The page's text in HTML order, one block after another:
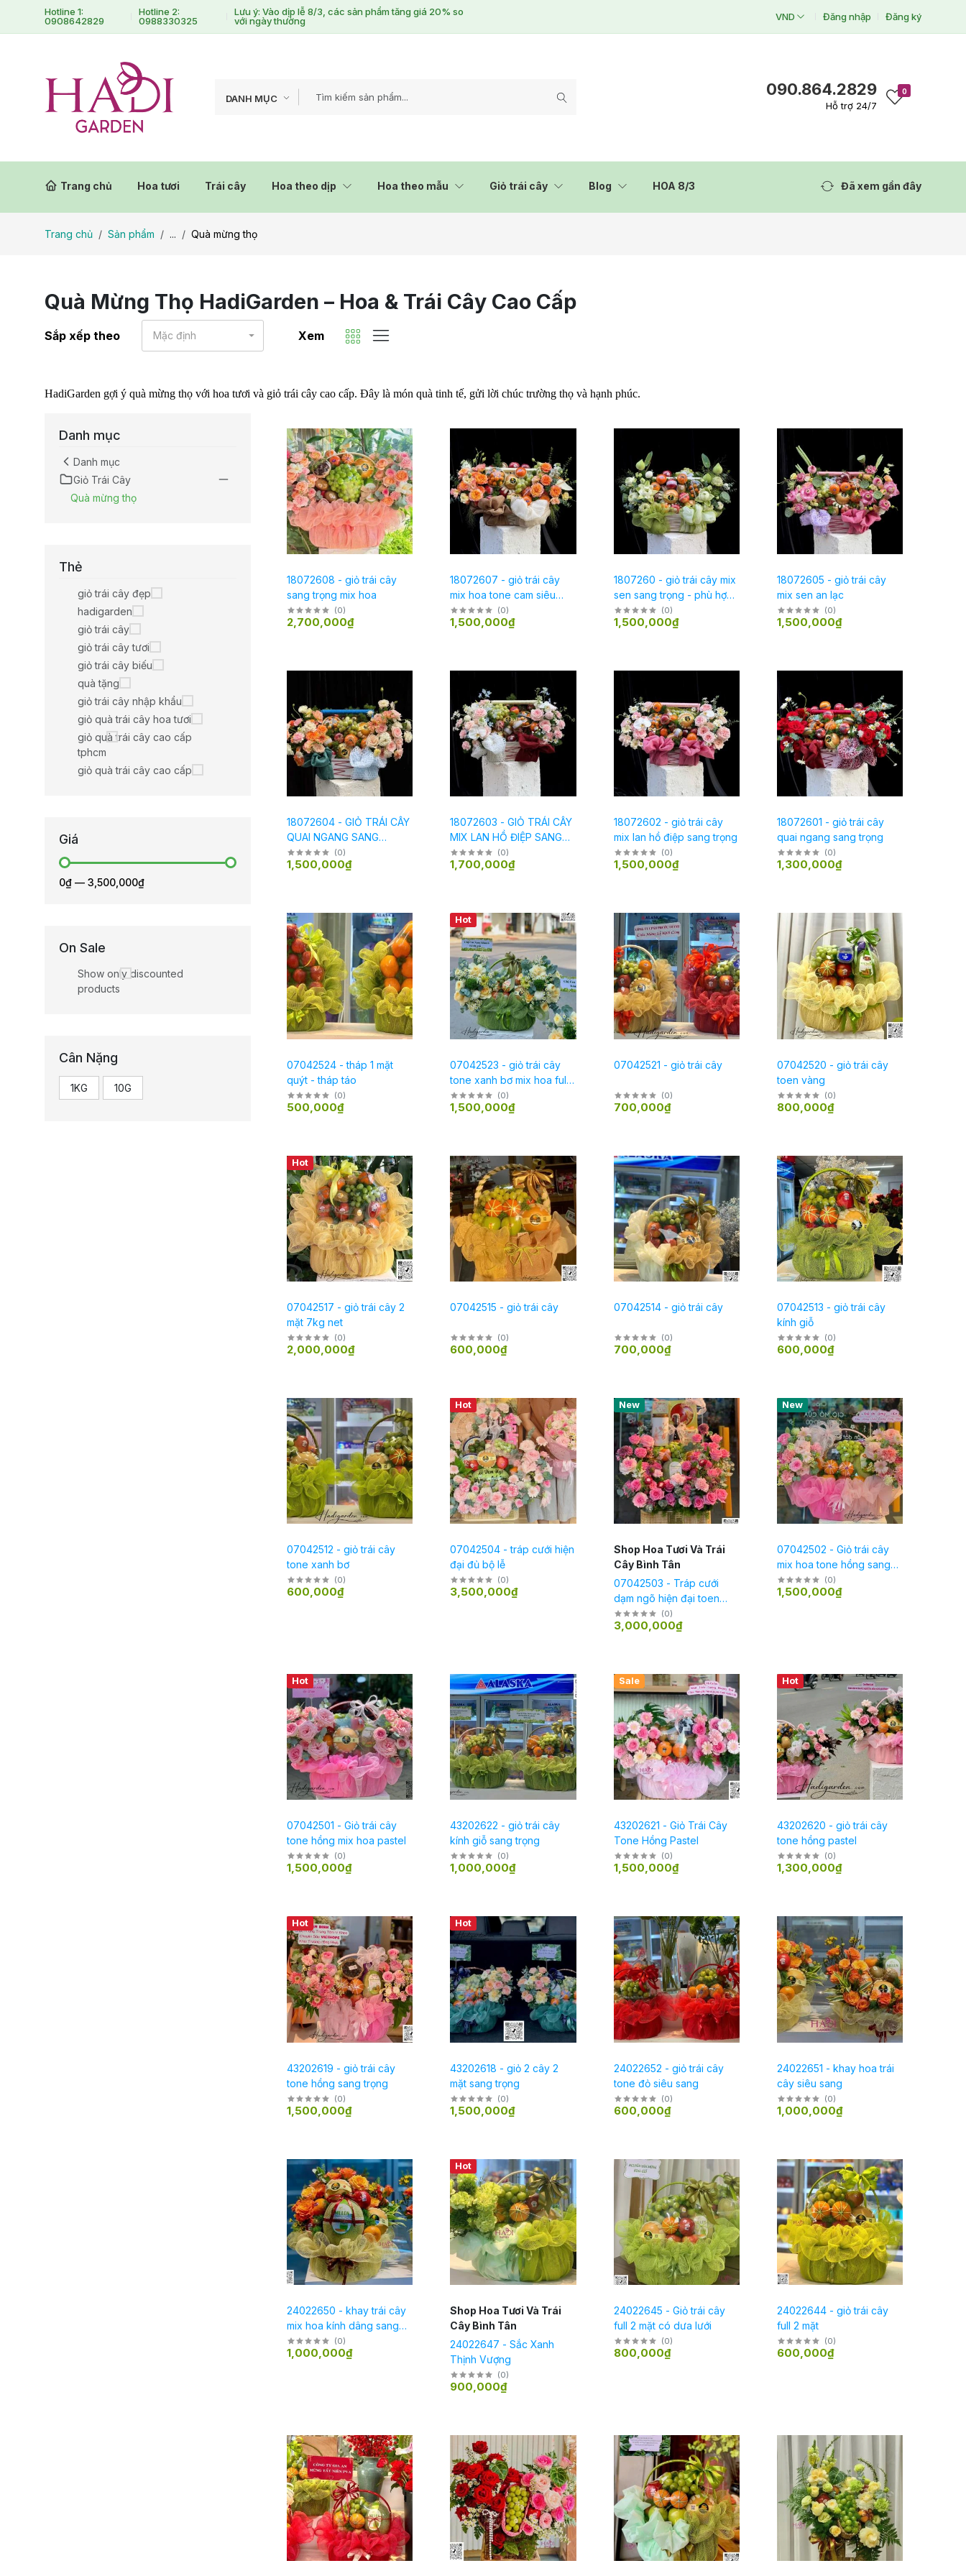
Hotline 1:
0908642829
Hotline 2:
0988330325
Lưu ý: Vào dịp lễ 8/3, các sản phẩm tăng giá 20% so
với ngày thường
VND Đăng nhập Đăng ký
DANH MỤC 090.864.2829
Hỗ trợ 24/7
0
Trang chủ Hoa tươi Trái cây Hoa theo dịp Hoa theo mẫu Giỏ trái cây Blog HOA 8/3 Đã xem gần đây
Trang chủ Sản phẩm ... Quà mừng thọ
Quà Mừng Thọ HadiGarden – Hoa & Trái Cây Cao Cấp
Sắp xếp theo Mặc định Xem
HadiGarden gợi ý quà mừng thọ với hoa tươi và giỏ trái cây cao cấp. Đây là món quà tinh tế, gửi lời chúc trường thọ và hạnh phúc.
Danh mục
Danh mục
Giỏ Trái Cây
Quà mừng thọ
Thẻ
giỏ trái cây đẹp
hadigarden
giỏ trái cây
giỏ trái cây tươi
giỏ trái cây biếu
quà tặng
giỏ trái cây nhập khẩu
giỏ quà trái cây hoa tươi
giỏ quà trái cây cao cấp
tphcm
giỏ quà trái cây cao cấp
Giá
0₫ — 3,500,000₫
On Sale
Show only discounted
products
Cân Nặng
1KG 10G
18072608 - giỏ trái cây
sang trọng mix hoa
(0)
2,700,000₫
18072607 - giỏ trái cây
mix hoa tone cam siêu
sang trọng phù hợp mọi
dịp lễ
(0)
1,500,000₫
1807260 - giỏ trái cây mix
sen sang trọng - phù hợp
mọi dịp lễ (0)
1,500,000₫
18072605 - giỏ trái cây
mix sen an lạc
(0)
1,500,000₫
18072604 - GIỎ TRÁI CÂY
QUAI NGANG SANG
TRỌNG
(0)
1,500,000₫
18072603 - GIỎ TRÁI CÂY
MIX LAN HỒ ĐIỆP SANG
TRỌNG
(0)
1,700,000₫
18072602 - giỏ trái cây
mix lan hồ điệp sang trọng
(0)
1,500,000₫
18072601 - giỏ trái cây
quai ngang sang trọng
(0)
1,300,000₫
07042524 - tháp 1 mặt
quýt - tháp táo
(0)
500,000₫
Hot
07042523 - giỏ trái cây
tone xanh bơ mix hoa full
2 mặt
(0)
1,500,000₫
07042521 - giỏ trái cây
(0)
700,000₫
07042520 - giỏ trái cây
toen vàng
(0)
800,000₫
Hot
07042517 - giỏ trái cây 2
mặt 7kg net
(0)
2,000,000₫
07042515 - giỏ trái cây
(0)
600,000₫
07042514 - giỏ trái cây
(0)
700,000₫
07042513 - giỏ trái cây
kính giỗ
(0)
600,000₫
07042512 - giỏ trái cây
tone xanh bơ
(0)
600,000₫
Hot
07042504 - tráp cưới hiện
đại đủ bộ lễ
(0)
3,500,000₫
New
Shop Hoa Tươi Và Trái
Cây Bình Tân
07042503 - Tráp cưới
dạm ngõ hiện đại toen
hồng đủ bộ lễ
(0)
3,000,000₫
Hot
New
07042502 - Giỏ trái cây
mix hoa tone hồng sang
trọng, hiện đại full 2 mặt
trước sau
(0)
1,500,000₫
Hot
07042501 - Giỏ trái cây
tone hồng mix hoa pastel
(0)
1,500,000₫
43202622 - giỏ trái cây
kính giỗ sang trọng
(0)
1,000,000₫
Hot
New
Sale
43202621 - Giỏ Trái Cây
Tone Hồng Pastel
(0)
1,500,000₫
Hot
43202620 - giỏ trái cây
tone hồng pastel
(0)
1,300,000₫
Hot
43202619 - giỏ trái cây
tone hồng sang trọng
(0)
1,500,000₫
Hot
43202618 - giỏ 2 cây 2
mặt sang trọng
(0)
1,500,000₫
24022652 - giỏ trái cây
tone đỏ siêu sang
(0)
600,000₫
24022651 - khay hoa trái
cây siêu sang
(0)
1,000,000₫
24022650 - khay trái cây
mix hoa kính dâng sang
trọng
(0)
1,000,000₫
Hot
Shop Hoa Tươi Và Trái
Cây Bình Tân
24022647 - Sắc Xanh
Thịnh Vượng
(0)
900,000₫
24022645 - Giỏ trái cây
full 2 mặt có dưa lưới
(0)
800,000₫
24022644 - giỏ trái cây
full 2 mặt
(0)
600,000₫